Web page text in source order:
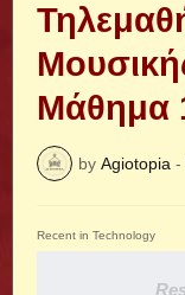
Μάθημα
by Agiotopia -
Recent in Technology